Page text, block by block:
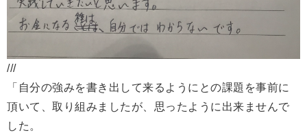
///
「自分の強みを書き出して来るようにとの課題を事前に
頂いて、取り組みましたが、思ったように出来ませんで
した。